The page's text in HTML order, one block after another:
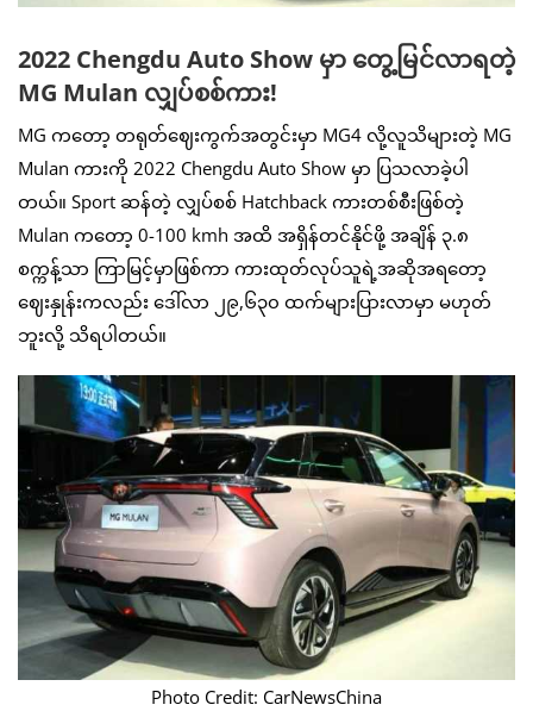
2022 Chengdu Auto Show မှာ တွေ့မြင်လာရတဲ့
MG Mulan လျှပ်စစ်ကား!
MG ကတော့ တရုတ်ဈေးကွက်အတွင်းမှာ MG4 လို့လူသိများတဲ့ MG
Mulan ကားကို 2022 Chengdu Auto Show မှာ ပြသလာခဲ့ပါ
တယ်။ Sport ဆန်တဲ့ လျှပ်စစ် Hatchback ကားတစ်စီးဖြစ်တဲ့
Mulan ကတော့ 0-100 kmh အထိ အရှိန်တင်နိုင်ဖို့ အချိန် ၃.၈
စက္ကန့်သာ ကြာမြင့်မှာဖြစ်ကာ ကားထုတ်လုပ်သူရဲ့အဆိုအရတော့
ဈေးနှုန်းကလည်း ဒေါ်လာ ၂၉,၆၃၀ ထက်များပြားလာမှာ မဟုတ်
ဘူးလို့ သိရပါတယ်။
Photo Credit: CarNewsChina